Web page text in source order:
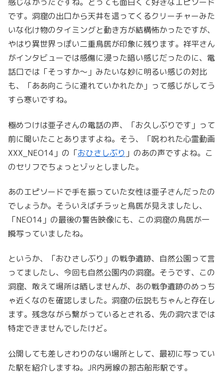
です。洞窟の出口から天井を這ってくるクリーチャーみた
いな化け物のタイミングと動き方が結構怖かったですが、
やはり異世界っぽい二重鳥居が印象に残ります。祥平さん
がインタビューでは感傷に浸った暗い感じだったのに、電
話口では「そっすか～」みたいな妙に明るい感じの対比
も、「ああ向こうに連れていかれたか」って感じがしてう
すら寒いですね。
極めつけは亜子さんの電話の声、「お久しぶりです」って
前に聞いたことありますよね。そう、「呪われた心霊動画
XXX_NEO14」の「おひさしぶり 」のあの声ですよね。こ
のセリフでちょっとゾッとしました。
あのエピソードで手を振っていた女性は亜子さんだったの
でしょうか。そういえばチラッと鳥居が見えましたし、
「NEO14」の最後の警告映像にも、この洞窟の鳥居が一
瞬写っていましたね。
というか、「おひさしぶり」の戦争遺跡、自然公園って言
ってましたし、今回も自然公園内の洞窟。そうです、この
洞窟、敢えて場所は晒しませんが、あの戦争遺跡のめっち
ゃ近くなのを確認しました。洞窟の伝説もちゃんと存在し
ます。残念ながら繋がっているとされる、先の洞穴までは
特定できませんでしたけど。
公開しても差しさわりのない場所として、最初に写ってい
た駅を紹介しますね。JR内房線の那古船形駅です。